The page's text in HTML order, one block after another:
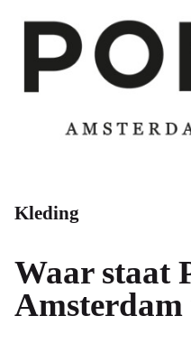
male
mode
Kleding
Waar staat
Amsterdam